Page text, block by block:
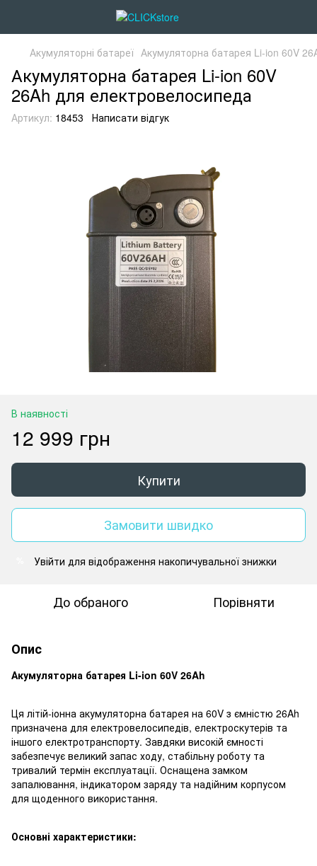
Акумуляторні батареї Акумуляторна батарея Li-ion 60V
Акумуляторна батарея Li-ion 60V
26Ah для електровелосипеда
Артикул: 18453 Написати відгук
В наявності
12 999 грн
Купити
Замовити швидко
Увійти для відображення накопичувальної знижки
До обраного Порівняти
Опис
Акумуляторна батарея Li-ion 60V 26Ah
Ця літій-іонна акумуляторна батарея на 60V з ємністю 26Ah
призначена для електровелосипедів, електроскутерів та
іншого електротранспорту. Завдяки високій ємності
забезпечує великий запас ходу, стабільну роботу та
тривалий термін експлуатації. Оснащена замком
запалювання, індикатором заряду та надійним корпусом
для щоденного використання.
Основні характеристики: